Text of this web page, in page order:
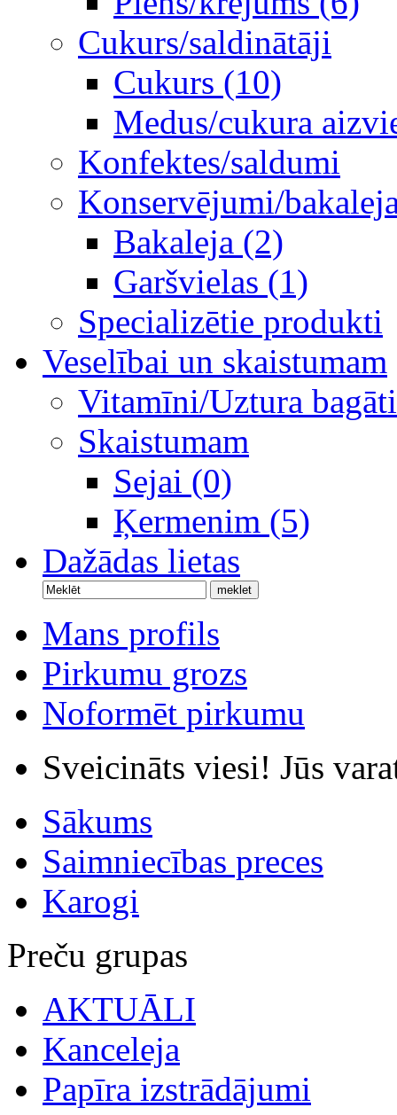
Cukurs/saldinātāji
Cukurs (10)
Medus/cukura
Konfektes/saldumi
Konservējumi/
Bakaleja (2)
Garšvielas (1)
Specializētie produkti
Veselībai un skaistumam
Vitamīni/Uztura
Skaistumam
Sejai (0)
Ķermenim (5)
Dažādas lietas
Mans profils
Pirkumu grozs
Noformēt pirkumu
Sveicināts viesi! Jūs
Sākums
Saimniecības preces
Karogi
Preču grupas
AKTUĀLI
Kanceleja
Papīra izstrādājumi